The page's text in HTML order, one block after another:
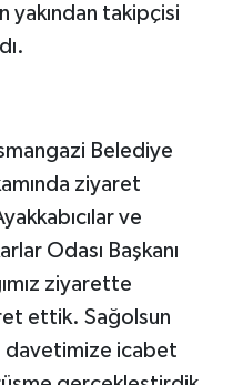
yakından takipçisi
Belediye
ziyaret
ve
Odası Başkanı
ziyarette
ettik. Sağolsun
davetimize icabet